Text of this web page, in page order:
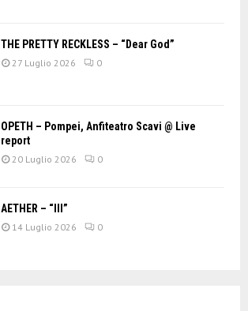
THE PRETTY RECKLESS – “Dear God”
27 Luglio 2026 0
OPETH – Pompei, Anfiteatro Scavi @ Live
report
20 Luglio 2026 0
AETHER – “III”
14 Luglio 2026 0